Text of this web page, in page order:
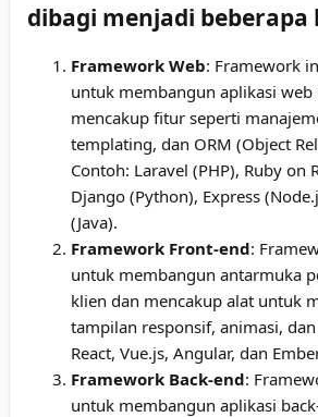
dibagi menjadi beberapa
Framework Web: Framework
untuk membangun aplikasi web
mencakup fitur seperti
templating, dan ORM (Object
Contoh: Laravel (PHP), Ruby on
Django (Python), Express
(Java).
Framework Front-end:
untuk membangun antarmuka
klien dan mencakup alat untuk
tampilan responsif, animasi,
React, Vue.js, Angular, dan
Framework Back-end:
untuk membangun aplikasi